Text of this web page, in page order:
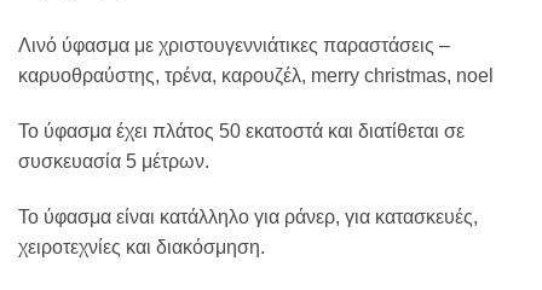
Λινό ύφασμα με χριστουγεννιάτικες παραστάσεις –
καρυοθραύστης, τρένα, καρουζέλ, merry christmas, noel
Το ύφασμα έχει πλάτος 50 εκατοστά και διατίθεται σε
συσκευασία 5 μέτρων.
Το ύφασμα είναι κατάλληλο για ράνερ, για κατασκευές,
χειροτεχνίες και διακόσμηση.